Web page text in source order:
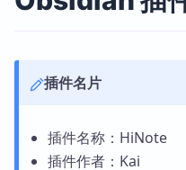
插件名片
插件名称：HiNote
插件作者：Kai